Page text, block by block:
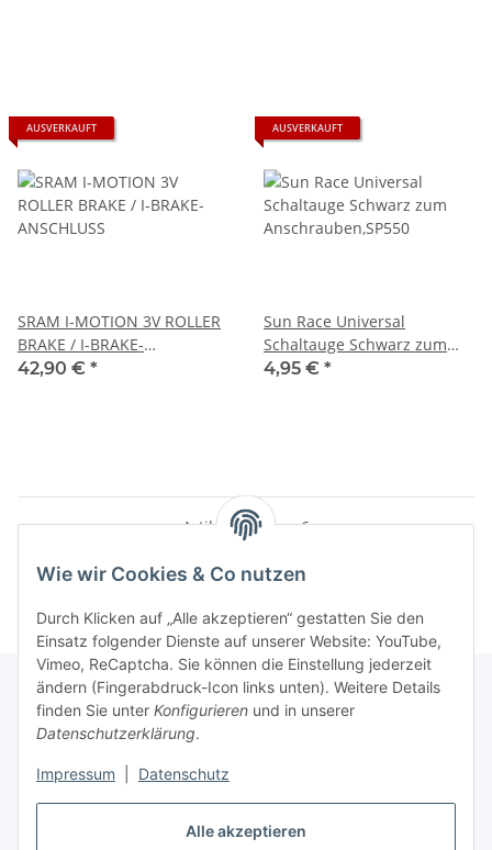
Alle akzeptieren
Wie wir Cookies & Co nutzen
Durch Klicken auf „Alle akzeptieren“ gestatten Sie den
Einsatz folgender Dienste auf unserer Website: YouTube,
Vimeo, ReCaptcha. Sie können die Einstellung jederzeit
ändern (Fingerabdruck-Icon links unten). Weitere Details
finden Sie unter Konfigurieren und in unserer
Datenschutzerklärung.
Impressum Datenschutz
AUSVERKAUFT
SRAM I-MOTION 3V ROLLER
BRAKE / I-BRAKE-
ANSCHLUSS
42,90 € *
AUSVERKAUFT
Sun Race Universal
Schaltauge Schwarz zum
Anschrauben,SP550
4,95 € *
Artikel 1 - 6 von 6
Informationen
Gesetzliche Informationen